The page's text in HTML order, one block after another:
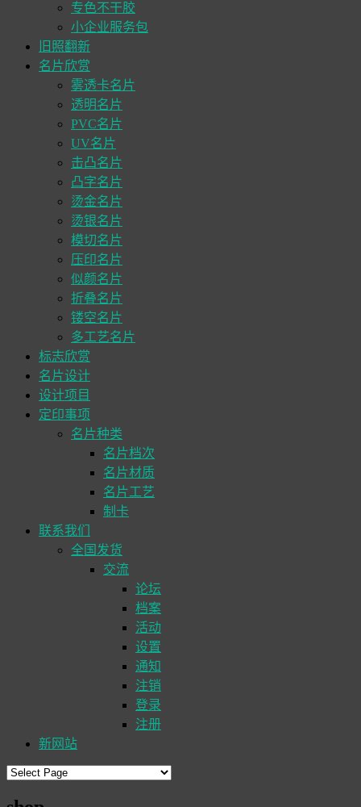
专色不干胶
小企业服务包
旧照翻新
名片欣赏
雾透卡名片
透明名片
PVC名片
UV名片
击凸名片
凸字名片
烫金名片
烫银名片
模切名片
压印名片
似颜名片
折叠名片
镂空名片
多工艺名片
标志欣赏
名片设计
设计项目
定印事项
名片种类
名片档次
名片材质
名片工艺
制卡
联系我们
全国发货
交流
论坛
档案
活动
设置
通知
注销
登录
注册
新网站